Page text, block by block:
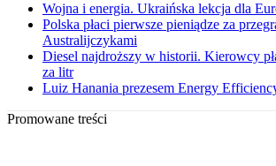
Wojna i energia. Ukraińska lekcja dla
Polska płaci pierwsze pieniądze za
Australijczykami
Diesel najdroższy w historii. Kierowcy
za litr
Luiz Hanania prezesem Energy
Promowane treści